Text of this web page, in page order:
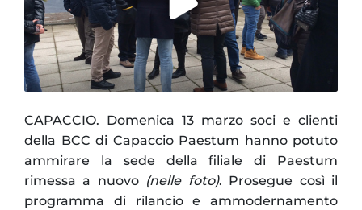
CAPACCIO. Domenica 13 marzo soci e clienti
della BCC di Capaccio Paestum hanno potuto
ammirare la sede della filiale di Paestum
rimessa a nuovo (nelle foto). Prosegue così il
programma di rilancio e ammodernamento